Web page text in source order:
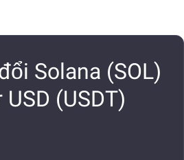
Solana (SOL)
(USDT)